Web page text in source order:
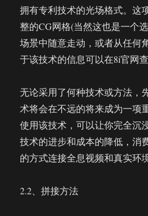
拥有专利技术的光场格式。这
整的CG网格(当然这也是一个
场景中随意走动，或者从任何
于该技术的信息可以在8i官网查
无论采用了何种技术或方法，
术将会在不远的将来成为一项
使用该技术，可以让你完全沉
技术的进步和成本的降低，消
的方式连接全息视频和真实环境
2.2、拼接方法